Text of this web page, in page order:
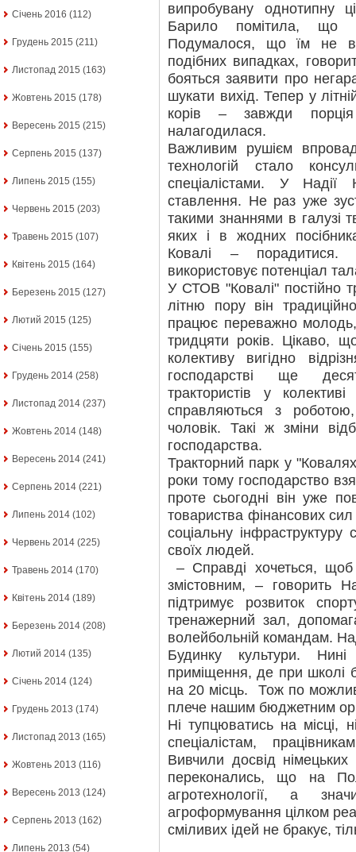
Січень 2016 (112)
Грудень 2015 (211)
Листопад 2015 (163)
Жовтень 2015 (178)
Вересень 2015 (215)
Серпень 2015 (137)
Липень 2015 (155)
Червень 2015 (203)
Травень 2015 (107)
Квітень 2015 (164)
Березень 2015 (127)
Лютий 2015 (125)
Січень 2015 (155)
Грудень 2014 (258)
Листопад 2014 (237)
Жовтень 2014 (148)
Вересень 2014 (241)
Серпень 2014 (221)
Липень 2014 (102)
Червень 2014 (225)
Травень 2014 (170)
Квітень 2014 (189)
Березень 2014 (208)
Лютий 2014 (135)
Січень 2014 (124)
Грудень 2013 (174)
Листопад 2013 (165)
Жовтень 2013 (116)
Вересень 2013 (124)
Серпень 2013 (162)
Липень 2013 (54)
випробувану однотипну
Барило помітила, що
Подумалося, що їм не
подібних випадках,
бояться заявити про
шукати вихід. Тепер у
корів – завжди порція
налагодилася.
Важливим рушієм
технологій стало
спеціалістами. У
ставлення. Не раз уже
такими знаннями в галузі
яких і в жодних
Ковалі –
використовує потенціал
У СТОВ "Ковалі" постійно
літню пору він
працює переважно молодь,
тридцяти років. Цікаво,
колективу вигідно
господарстві ще
трактористів у
справляються з
чоловік. Такі ж зміни
господарства.
Тракторний парк у
роки тому господарство
проте сьогодні він уже
товариства фінансових
соціальну
своїх людей.
– Справді хочеться,
змістовним, – говорить
підтримує розвиток
тренажерний зал,
волейбольній командам.
Будинку культури.
приміщення, де при школі
на 20 місць. Тож по
плече нашим бюджетним
Ні тупцюватись на місці,
спеціалістам,
Вивчили досвід
переконались, що на
агротехнології, а
агроформування цілком
сміливих ідей не бракує,